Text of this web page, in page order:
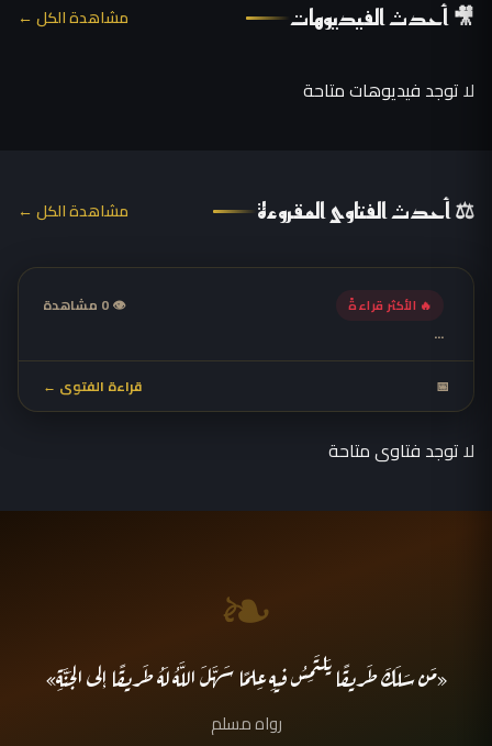
🎥 أحدث الفيديوهات مشاهدة الكل ←
لا توجد فيديوهات متاحة
⚖ أحدث الفتاوى المقروءة مشاهدة الكل ←
🔥 الأكثر قراءةً 👁 0 مشاهدة
...
📅 قراءة الفتوى ←
لا توجد فتاوى متاحة
❧
«مَن سَلَكَ طَريقًا يَلتَمِسُ فيهِ عِلمًا سَهَّلَ اللَّهُ لَهُ طَريقًا إلى الجَنَّةِ»
رواه مسلم